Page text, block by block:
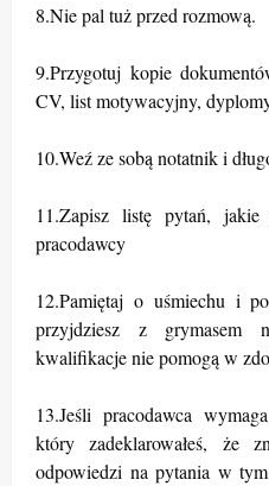
8.Nie pal tuż przed rozmową.
9.Przygotuj kopie
CV, list motywacyjny,
10.Weź ze sobą notatnik i
11.Zapisz listę pytań, jakie
pracodawcy
12.Pamiętaj o uśmiechu i
przyjdziesz z grymasem
kwalifikacje nie pomogą w
13.Jeśli pracodawca
który zadeklarowałeś, że
odpowiedzi na pytania w